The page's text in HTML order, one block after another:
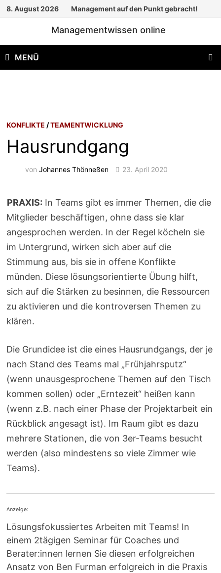
Zum
8. August 2026 Management auf den Punkt gebracht!
Managementwissen online
MENÜ
KONFLIKTE /TEAMENTWICKLUNG
Hausrundgang
vonJohannes Thönneßen 23. April 2020
PRAXIS: In Teams gibt es immer Themen, die die
Mitglieder beschäftigen, ohne dass sie klar
angesprochen werden. In der Regel köcheln sie
im Untergrund, wirken sich aber auf die
Stimmung aus, bis sie in offene Konflikte
münden. Diese lösungsorientierte Übung hilft,
sich auf die Stärken zu besinnen, die Ressourcen
zu aktivieren und die kontroversen Themen zu
klären.
Die Grundidee ist die eines Hausrundgangs, der je
nach Stand des Teams mal „Frühjahrsputz“
(wenn unausgesprochene Themen auf den Tisch
kommen sollen) oder „Erntezeit“ heißen kann
(wenn z.B. nach einer Phase der Projektarbeit ein
Rückblick angesagt ist). Im Raum gibt es dazu
mehrere Stationen, die von 3er-Teams besucht
werden (also mindestens so viele Zimmer wie
Teams).
Anzeige:
Lösungsfokussiertes Arbeiten mit Teams! In
einem 2tägigen Seminar für Coaches und
Berater:innen lernen Sie diesen erfolgreichen
Ansatz von Ben Furman erfolgreich in die Praxis